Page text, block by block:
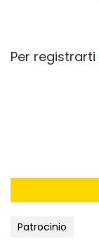
Per registrarti
Patrocinio